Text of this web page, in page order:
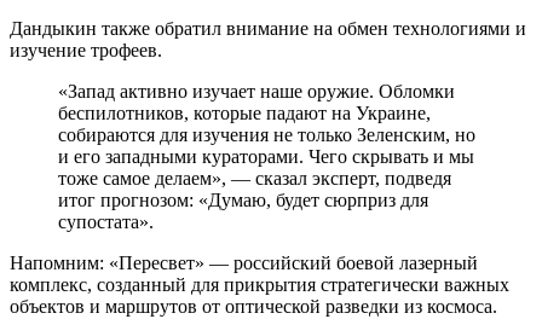
Дандыкин также обратил внимание на обмен технологиями и
изучение трофеев.
«Запад активно изучает наше оружие. Обломки
беспилотников, которые падают на Украине,
собираются для изучения не только Зеленским, но
и его западными кураторами. Чего скрывать и мы
тоже самое делаем», — сказал эксперт, подведя
итог прогнозом: «Думаю, будет сюрприз для
супостата».
Напомним: «Пересвет» — российский боевой лазерный
комплекс, созданный для прикрытия стратегически важных
объектов и маршрутов от оптической разведки из космоса.